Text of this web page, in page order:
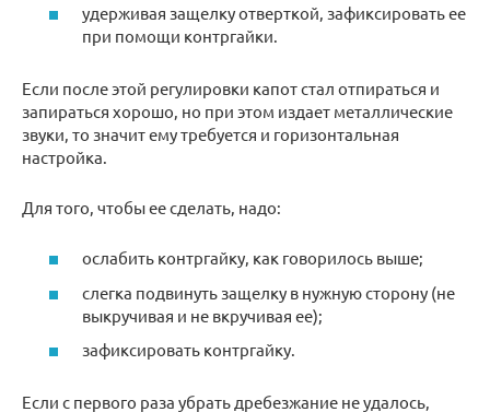
удерживая защелку отверткой, зафиксировать ее
при помощи контргайки.
Если после этой регулировки капот стал отпираться и
запираться хорошо, но при этом издает металлические
звуки, то значит ему требуется и горизонтальная
настройка.
Для того, чтобы ее сделать, надо:
ослабить контргайку, как говорилось выше;
слегка подвинуть защелку в нужную сторону (не
выкручивая и не вкручивая ее);
зафиксировать контргайку.
Если с первого раза убрать дребезжание не удалось,